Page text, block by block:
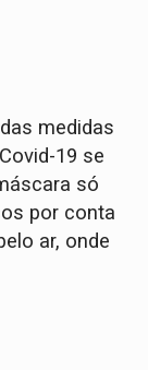
medidas
19 se
só
por conta
ar, onde